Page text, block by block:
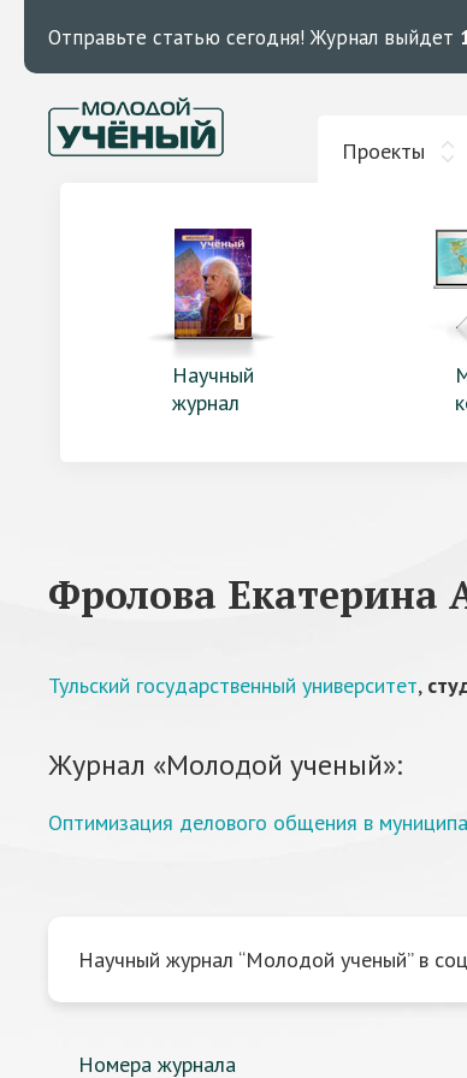
Отправьте статью сегодня! Журнал выйдет
Проекты
Научный
журнал
Фролова Екатерина
Тульский государственный университет,
Журнал «Молодой ученый»:
Оптимизация делового общения в
Научный журнал “Молодой ученый” в
Номера журнала